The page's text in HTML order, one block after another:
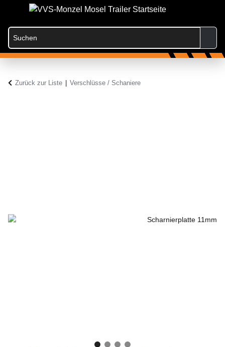
Zurück zur Liste Verschlüsse / Schaniere